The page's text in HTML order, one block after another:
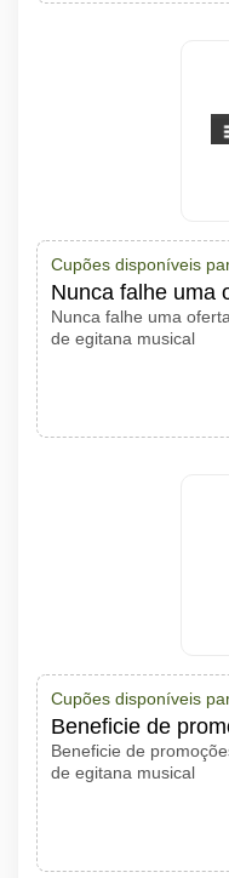
Cupões disponíveis
Nunca falhe uma
Nunca falhe uma
de egitana musical
Cupões disponíveis
Beneficie de
Beneficie de
de egitana musical